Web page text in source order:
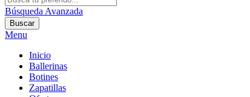
Búsqueda Avanzada
Buscar
Menu
Inicio
Ballerinas
Botines
Zapatillas